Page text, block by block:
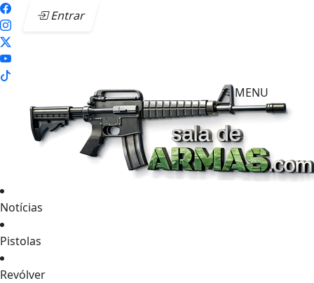
Entrar
MENU
Notícias
Pistolas
Revólver